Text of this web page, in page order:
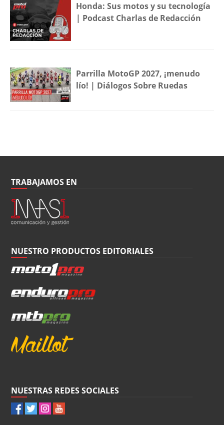
Honda: Sus motos y su tecnología
| Podcast Charlas de Redacción
Parrilla MotoGP 2027, ¡menudo
lío! | Diálogos Sobre Ruedas
TRABAJAMOS EN
NUESTRO PRODUCTOS EDITORIALES
NUESTRAS REDES SOCIALES